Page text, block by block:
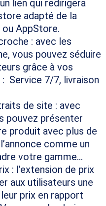
lien qui redirigera
adapté de la
AppStore.
: avec les
vous pouvez séduire
grâce à vos
Service 7/7, livraison
de site : avec
pouvez présenter
produit avec plus de
comme un
votre gamme…
: l’extension de prix
aux utilisateurs une
prix en rapport